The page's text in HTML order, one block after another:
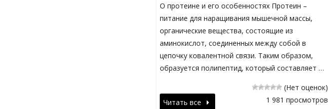
О протеине и его особенностях Протеин –
питание для наращивания мышечной массы,
органические вещества, состоящие из
аминокислот, соединенных между собой в
цепочку ковалентной связи. Таким образом,
образуется полипептид, который составляет …
(Нет оценок)
1 981 просмотров
Читать все